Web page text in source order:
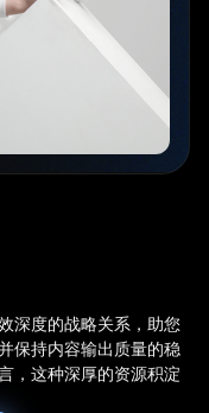
深度的战略关系，助您
保持内容输出质量的稳
，这种深厚的资源积淀